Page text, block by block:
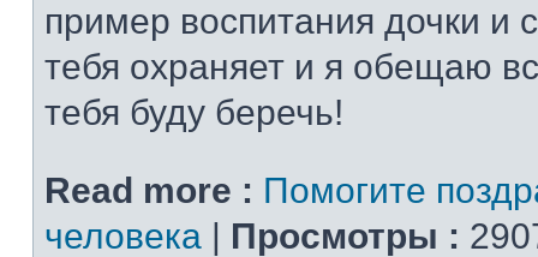
пример воспитания дочки и
тебя охраняет и я обещаю
тебя буду беречь!
Read more : Помогите
человека | Просмотры :